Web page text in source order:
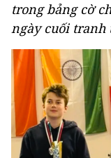
trong bảng cờ
ngày cuối tranh